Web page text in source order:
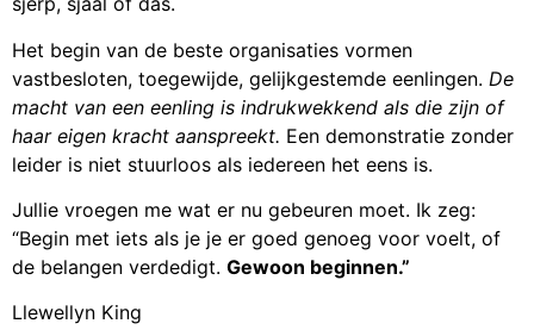
Het begin van de beste organisaties vormen
vastbesloten, toegewijde, gelijkgestemde eenlingen. De
macht van een eenling is indrukwekkend als die zijn of
haar eigen kracht aanspreekt. Een demonstratie zonder
leider is niet stuurloos als iedereen het eens is.
Jullie vroegen me wat er nu gebeuren moet. Ik zeg:
“Begin met iets als je je er goed genoeg voor voelt, of
de belangen verdedigt. Gewoon beginnen.”
Llewellyn King